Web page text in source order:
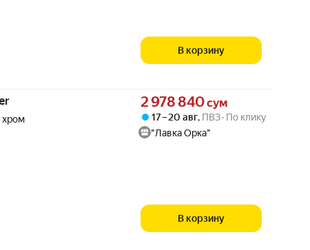
В корзину
хром
Цена 2978840 сум вместо
2 978 840сум
17 – 20 авг, ПВЗ По клику
"Лавка Орка"
В корзину